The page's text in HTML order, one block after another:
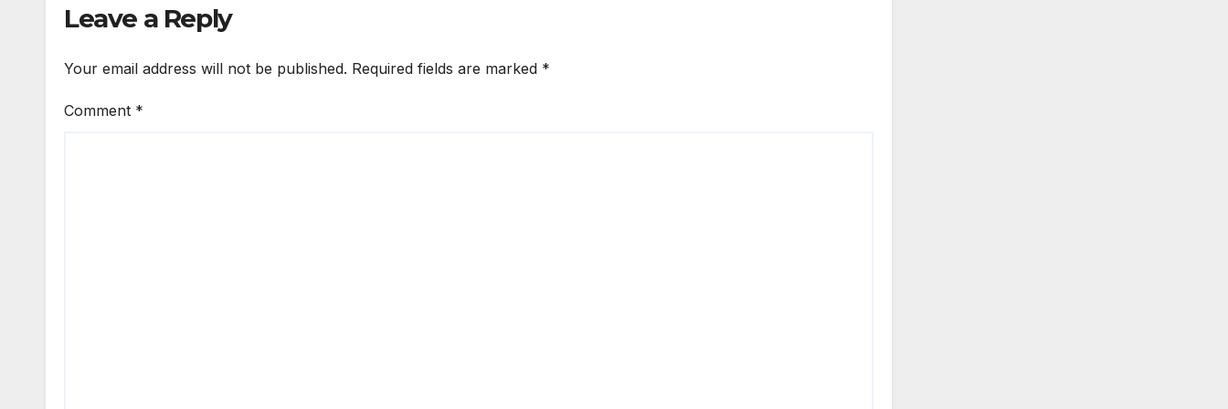
Leave a Reply
Your email address will not be published. Required fields are marked *
Comment *